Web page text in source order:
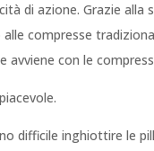
di azione. Grazie
compresse
avviene con le
inghiottire le